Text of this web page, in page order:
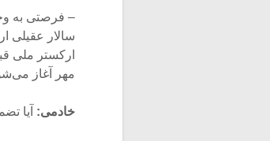
– فرصتی به
مهر آغاز
خادمی: آیا